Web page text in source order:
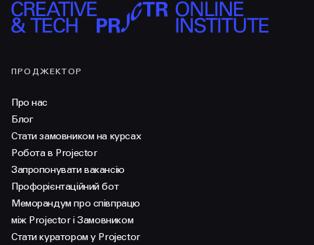
ПРОДЖЕКТОР
Про нас
Блог
Стати замовником на курсах
Робота в Projector
Запропонувати вакансію
Профорієнтаційний бот
Меморандум про співпрацю
між Projector і Замовником
Стати куратором у Projector